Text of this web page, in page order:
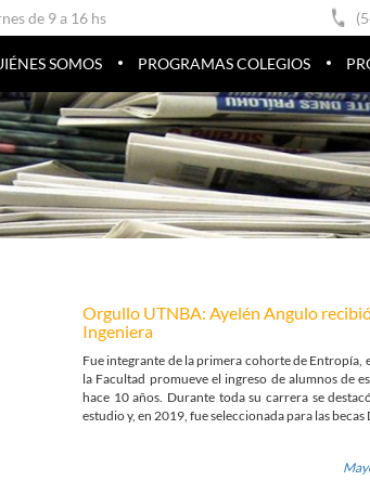
de 9 a 16 hs
SOMOS PROGRAMAS COLEGIOS
Orgullo UTNBA: Ayelén Angulo
Ingeniera
Fue integrante de la primera cohorte de Entropía,
la Facultad promueve el ingreso de alumnos de
hace 10 años. Durante toda su carrera se
estudio y, en 2019, fue seleccionada para las becas